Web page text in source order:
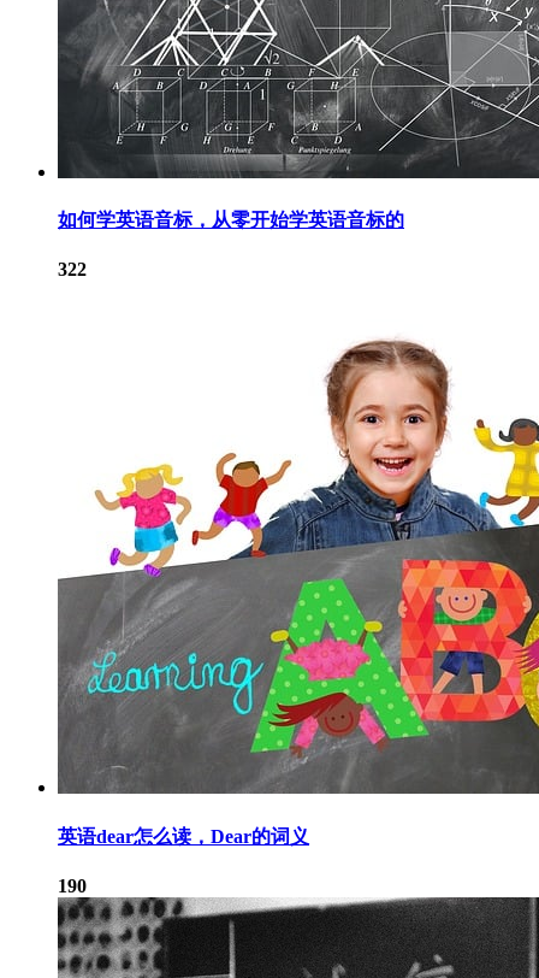
如何学英语音标，从零开始学英语音标的
322
英语dear怎么读，Dear的词义
190